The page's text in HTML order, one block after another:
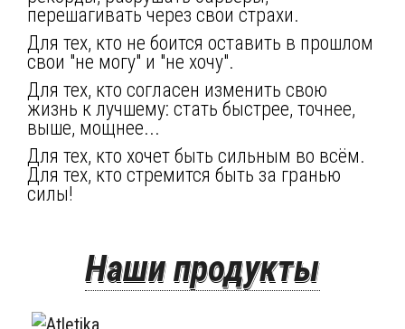
перешагивать через свои страхи.
Для тех, кто не боится оставить в прошлом
свои "не могу" и "не хочу".
Для тех, кто согласен изменить свою
жизнь к лучшему: стать быстрее, точнее,
выше, мощнее...
Для тех, кто хочет быть сильным во всём.
Для тех, кто стремится быть за гранью
силы!
Наши продукты